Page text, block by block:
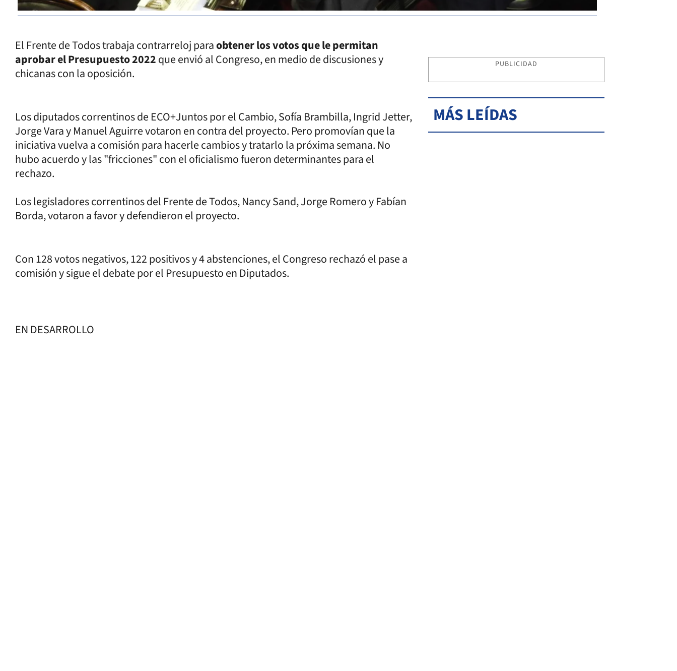
El Frente de Todos trabaja contrarreloj paraobtener los votos que le permitan
aprobar el Presupuesto 2022que envió al Congreso, en medio de discusiones y
chicanas con la oposición.
Los diputados correntinos de ECO+Juntos por el Cambio, Sofía Brambilla, Ingrid Jetter,
Jorge Vara y Manuel Aguirre votaron en contra del proyecto. Pero promovían que la
iniciativa vuelva a comisión para hacerle cambios y tratarlo la próxima semana. No
hubo acuerdo y las "fricciones" con el oficialismo fueron determinantes para el
rechazo.
Los legisladores correntinos del Frente de Todos, Nancy Sand, Jorge Romero y Fabían
Borda, votaron a favor y defendieron el proyecto.
Con 128 votos negativos, 122 positivos y 4 abstenciones, el Congreso rechazó el pase a
comisión y sigue el debate por el Presupuesto en Diputados.
EN DESARROLLO
PUBLICIDAD
MÁS LEÍDAS